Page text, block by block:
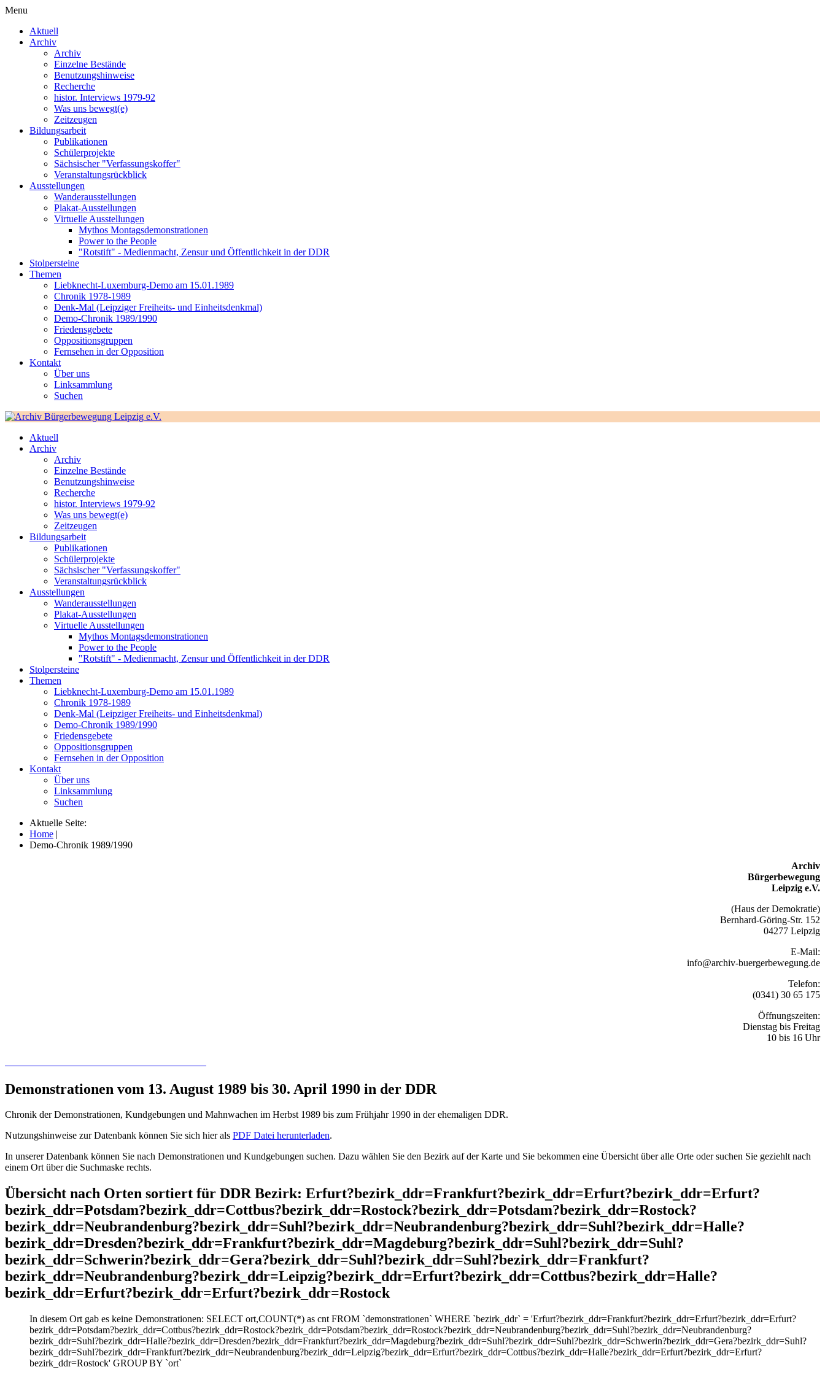
Menu
Aktuell
Archiv
Archiv
Einzelne Bestände
Benutzungshinweise
Recherche
histor. Interviews 1979-92
Was uns bewegt(e)
Zeitzeugen
Bildungsarbeit
Publikationen
Schülerprojekte
Sächsischer "Verfassungskoffer"
Veranstaltungsrückblick
Ausstellungen
Wanderausstellungen
Plakat-Ausstellungen
Virtuelle Ausstellungen
Mythos Montagsdemonstrationen
Power to the People
"Rotstift" - Medienmacht, Zensur und Öffentlichkeit in der DDR
Stolpersteine
Themen
Liebknecht-Luxemburg-Demo am 15.01.1989
Chronik 1978-1989
Denk-Mal (Leipziger Freiheits- und Einheitsdenkmal)
Demo-Chronik 1989/1990
Friedensgebete
Oppositionsgruppen
Fernsehen in der Opposition
Kontakt
Über uns
Linksammlung
Suchen
Aktuell
Archiv
Archiv
Einzelne Bestände
Benutzungshinweise
Recherche
histor. Interviews 1979-92
Was uns bewegt(e)
Zeitzeugen
Bildungsarbeit
Publikationen
Schülerprojekte
Sächsischer "Verfassungskoffer"
Veranstaltungsrückblick
Ausstellungen
Wanderausstellungen
Plakat-Ausstellungen
Virtuelle Ausstellungen
Mythos Montagsdemonstrationen
Power to the People
"Rotstift" - Medienmacht, Zensur und Öffentlichkeit in der DDR
Stolpersteine
Themen
Liebknecht-Luxemburg-Demo am 15.01.1989
Chronik 1978-1989
Denk-Mal (Leipziger Freiheits- und Einheitsdenkmal)
Demo-Chronik 1989/1990
Friedensgebete
Oppositionsgruppen
Fernsehen in der Opposition
Kontakt
Über uns
Linksammlung
Suchen
Aktuelle Seite:
Home |
Demo-Chronik 1989/1990
Archiv
Bürgerbewegung
Leipzig e.V.
(Haus der Demokratie)
Bernhard-Göring-Str. 152
04277 Leipzig
E-Mail:
info@archiv-buergerbewegung.de
Telefon:
(0341) 30 65 175
Öffnungszeiten:
Dienstag bis Freitag
10 bis 16 Uhr
Demonstrationen vom 13. August 1989 bis 30. April 1990 in der DDR
Chronik der Demonstrationen, Kundgebungen und Mahnwachen im Herbst 1989 bis zum Frühjahr 1990 in der ehemaligen DDR.
Nutzungshinweise zur Datenbank können Sie sich hier als PDF Datei herunterladen.
In unserer Datenbank können Sie nach Demonstrationen und Kundgebungen suchen. Dazu wählen Sie den Bezirk auf der Karte und Sie bekommen eine Übersicht über alle Orte oder suchen Sie geziehlt nach
einem Ort über die Suchmaske rechts.
Übersicht nach Orten sortiert für DDR Bezirk: Erfurt?bezirk_ddr=Frankfurt?bezirk_ddr=Erfurt?bezirk_ddr=Erfurt?
bezirk_ddr=Potsdam?bezirk_ddr=Cottbus?bezirk_ddr=Rostock?bezirk_ddr=Potsdam?bezirk_ddr=Rostock?
bezirk_ddr=Neubrandenburg?bezirk_ddr=Suhl?bezirk_ddr=Neubrandenburg?bezirk_ddr=Suhl?bezirk_ddr=Halle?
bezirk_ddr=Dresden?bezirk_ddr=Frankfurt?bezirk_ddr=Magdeburg?bezirk_ddr=Suhl?bezirk_ddr=Suhl?
bezirk_ddr=Schwerin?bezirk_ddr=Gera?bezirk_ddr=Suhl?bezirk_ddr=Suhl?bezirk_ddr=Frankfurt?
bezirk_ddr=Neubrandenburg?bezirk_ddr=Leipzig?bezirk_ddr=Erfurt?bezirk_ddr=Cottbus?bezirk_ddr=Halle?
bezirk_ddr=Erfurt?bezirk_ddr=Erfurt?bezirk_ddr=Rostock
In diesem Ort gab es keine Demonstrationen: SELECT ort,COUNT(*) as cnt FROM `demonstrationen` WHERE `bezirk_ddr` = 'Erfurt?bezirk_ddr=Frankfurt?bezirk_ddr=Erfurt?bezirk_ddr=Erfurt?
bezirk_ddr=Potsdam?bezirk_ddr=Cottbus?bezirk_ddr=Rostock?bezirk_ddr=Potsdam?bezirk_ddr=Rostock?bezirk_ddr=Neubrandenburg?bezirk_ddr=Suhl?bezirk_ddr=Neubrandenburg?
bezirk_ddr=Suhl?bezirk_ddr=Halle?bezirk_ddr=Dresden?bezirk_ddr=Frankfurt?bezirk_ddr=Magdeburg?bezirk_ddr=Suhl?bezirk_ddr=Suhl?bezirk_ddr=Schwerin?bezirk_ddr=Gera?bezirk_ddr=Suhl?
bezirk_ddr=Suhl?bezirk_ddr=Frankfurt?bezirk_ddr=Neubrandenburg?bezirk_ddr=Leipzig?bezirk_ddr=Erfurt?bezirk_ddr=Cottbus?bezirk_ddr=Halle?bezirk_ddr=Erfurt?bezirk_ddr=Erfurt?
bezirk_ddr=Rostock' GROUP BY `ort`